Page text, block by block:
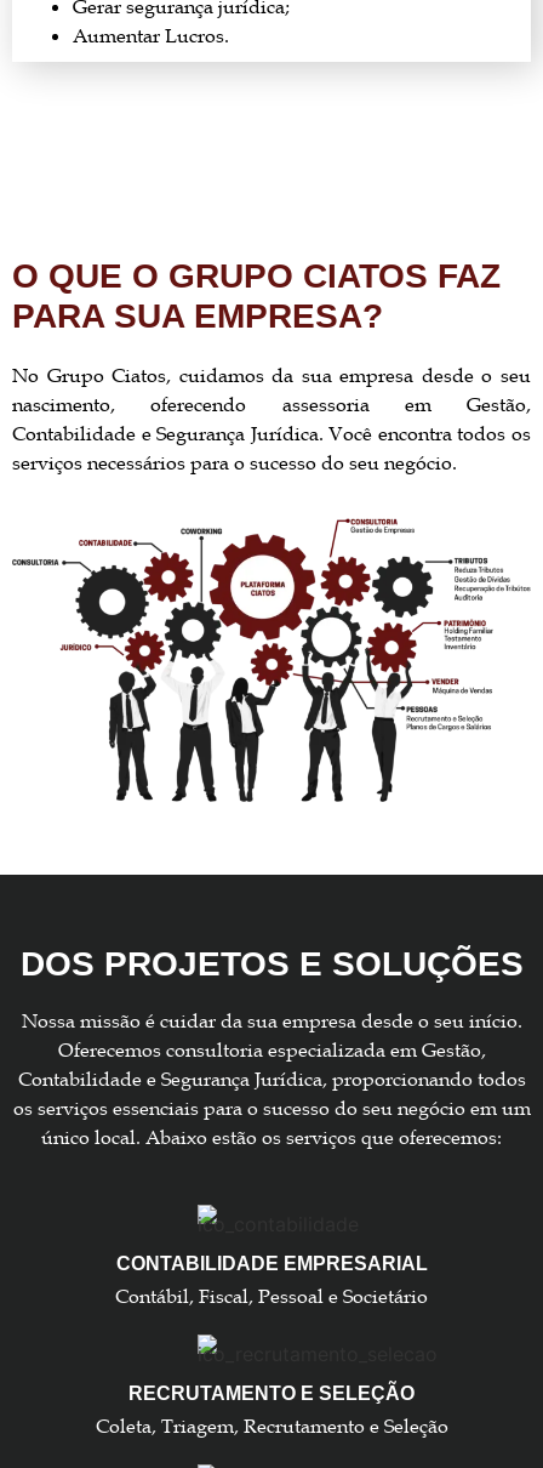
Gerar segurança jurídica;
Aumentar Lucros.
O QUE O GRUPO CIATOS FAZ
PARA SUA EMPRESA?
No Grupo Ciatos, cuidamos da sua empresa desde o seu
nascimento, oferecendo assessoria em Gestão,
Contabilidade e Segurança Jurídica. Você encontra todos os
serviços necessários para o sucesso do seu negócio.
DOS PROJETOS E SOLUÇÕES
Nossa missão é cuidar da sua empresa desde o seu início.
Oferecemos consultoria especializada em Gestão,
Contabilidade e Segurança Jurídica, proporcionando todos
os serviços essenciais para o sucesso do seu negócio em um
único local. Abaixo estão os serviços que oferecemos:
CONTABILIDADE EMPRESARIAL
Contábil, Fiscal, Pessoal e Societário
RECRUTAMENTO E SELEÇÃO
Coleta, Triagem, Recrutamento e Seleção